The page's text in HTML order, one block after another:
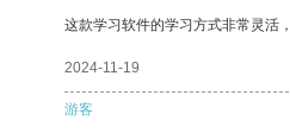
这款学习软件的学习方式非常灵活
2024-11-19
游客